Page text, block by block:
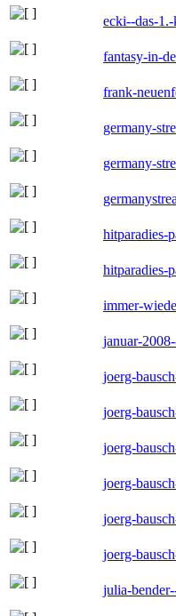
ecki--das-
fantasy-in-
frank-
germany-
germany-
hitparadies-
hitparadies-
immer-
januar-
joerg-
joerg-
joerg-
joerg-
joerg-
joerg-
julia-